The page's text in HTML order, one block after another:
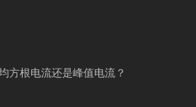
方根电流还是峰值电流？